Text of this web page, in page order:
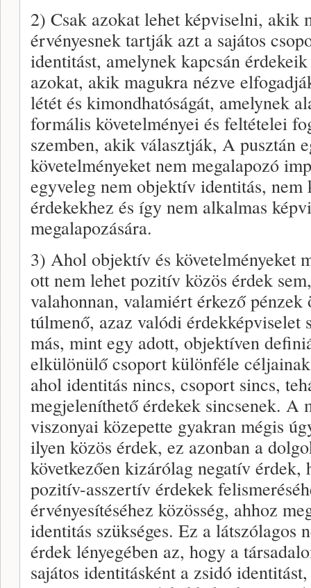
2) Csak azokat lehet képviselni, akik
érvényesnek tartják azt a sajátos
identitást, amelynek kapcsán
azokat, akik magukra nézve
létét és kimondhatóságát, amelynek
formális követelményei és feltételei
szemben, akik választják, A pusztán
követelményeket nem megalapozó
egyveleg nem objektív identitás, nem
érdekekhez és így nem alkalmas
megalapozására.
3) Ahol objektív és követelményeket
ott nem lehet pozitív közös érdek
valahonnan, valamiért érkező pénzek
túlmenő, azaz valódi érdekképviselet
más, mint egy adott, objektíven
elkülönülő csoport különféle
ahol identitás nincs, csoport sincs,
megjeleníthető érdekek sincsenek. A
viszonyai közepette gyakran mégis
ilyen közös érdek, ez azonban a
következően kizárólag negatív
pozitív-asszertív érdekek
érvényesítéséhez közösség, ahhoz
identitás szükséges. Ez a látszólagos
érdek lényegében az, hogy a
sajátos identitásként a zsidó